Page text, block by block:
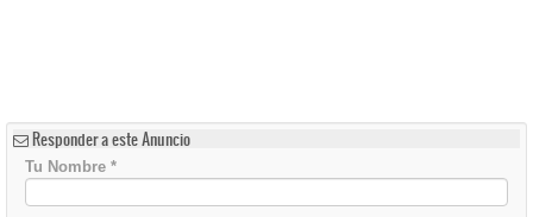
Responder a este Anuncio
Tu Nombre *